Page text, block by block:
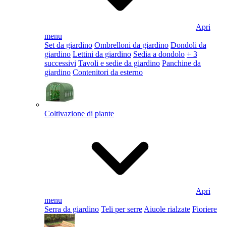
Apri
menu
Set da giardino Ombrelloni da giardino Dondoli da
giardino Lettini da giardino Sedia a dondolo + 3
successivi Tavoli e sedie da giardino Panchine da
giardino Contenitori da esterno
Coltivazione di piante
Apri
menu
Serra da giardino Teli per serre Aiuole rialzate Fioriere